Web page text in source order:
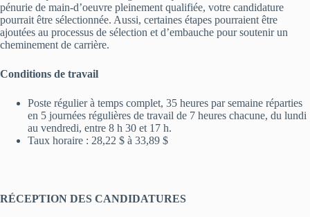
pénurie de main-d’oeuvre pleinement qualifiée, votre candidature
pourrait être sélectionnée. Aussi, certaines étapes pourraient être
ajoutées au processus de sélection et d’embauche pour soutenir un
cheminement de carrière.
Conditions de travail
Poste régulier à temps complet, 35 heures par semaine réparties
en 5 journées régulières de travail de 7 heures chacune, du lundi
au vendredi, entre 8 h 30 et 17 h.
Taux horaire : 28,22 $ à 33,89 $
RÉCEPTION DES CANDIDATURES